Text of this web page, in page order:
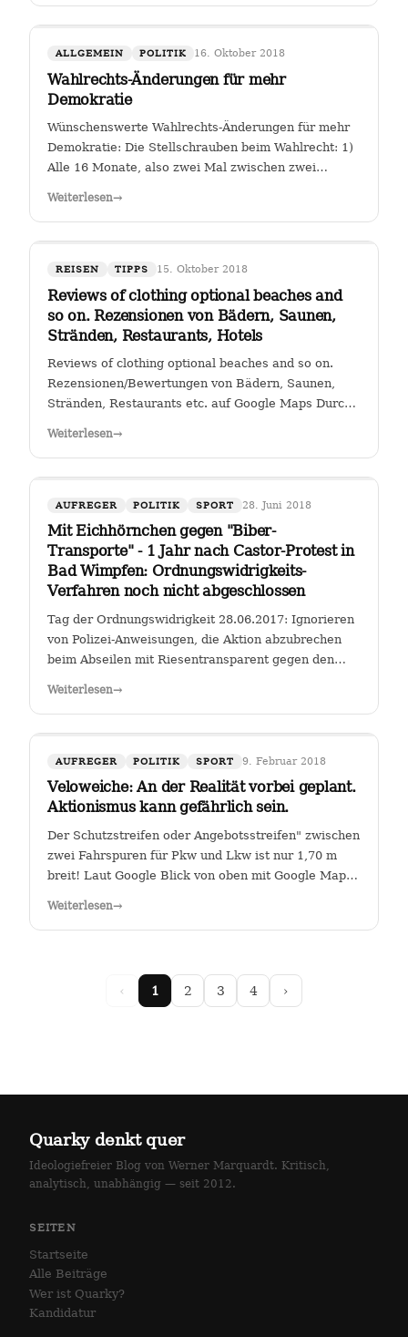
ALLGEMEIN POLITIK 16. Oktober 2018
Wahlrechts-Änderungen für mehr
Demokratie
Wünschenswerte Wahlrechts-Änderungen für mehr
Demokratie: Die Stellschrauben beim Wahlrecht: 1)
Alle 16 Monate, also zwei Mal zwischen zwei
Weiterlesen→
REISEN TIPPS 15. Oktober 2018
Reviews of clothing optional beaches and
so on. Rezensionen von Bädern, Saunen,
Stränden, Restaurants, Hotels
Reviews of clothing optional beaches and so on.
Rezensionen/Bewertungen von Bädern, Saunen,
Stränden, Restaurants etc. auf Google Maps Durch
Weiterlesen→
AUFREGER POLITIK SPORT 28. Juni 2018
Mit Eichhörnchen gegen "Biber-
Transporte" - 1 Jahr nach Castor-Protest in
Bad Wimpfen: Ordnungswidrigkeits-
Verfahren noch nicht abgeschlossen
Tag der Ordnungswidrigkeit 28.06.2017: Ignorieren
von Polizei-Anweisungen, die Aktion abzubrechen
beim Abseilen mit Riesentransparent gegen den
Weiterlesen→
AUFREGER POLITIK SPORT 9. Februar 2018
Veloweiche: An der Realität vorbei geplant.
Aktionismus kann gefährlich sein.
Der Schutzstreifen oder Angebotsstreifen" zwischen
zwei Fahrspuren für Pkw und Lkw ist nur 1,70 m
breit! Laut Google Blick von oben mit Google Maps
Weiterlesen→
‹ 1 2 3 4 ›
Quarky denkt quer
Ideologiefreier Blog von Werner Marquardt. Kritisch,
analytisch, unabhängig — seit 2012.
SEITEN
Startseite
Alle Beiträge
Wer ist Quarky?
Kandidatur